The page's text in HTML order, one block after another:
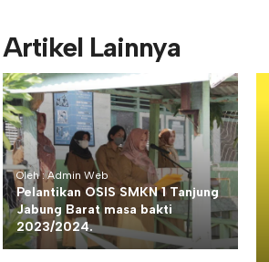
Artikel Lainnya
Oleh : Admin Web
Pelantikan OSIS SMKN 1 Tanjung
Jabung Barat masa bakti
2023/2024.